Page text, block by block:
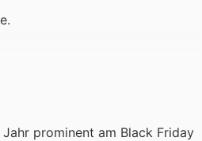
prominent am Black Friday